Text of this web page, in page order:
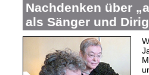
Nachdenken über
als Sänger und